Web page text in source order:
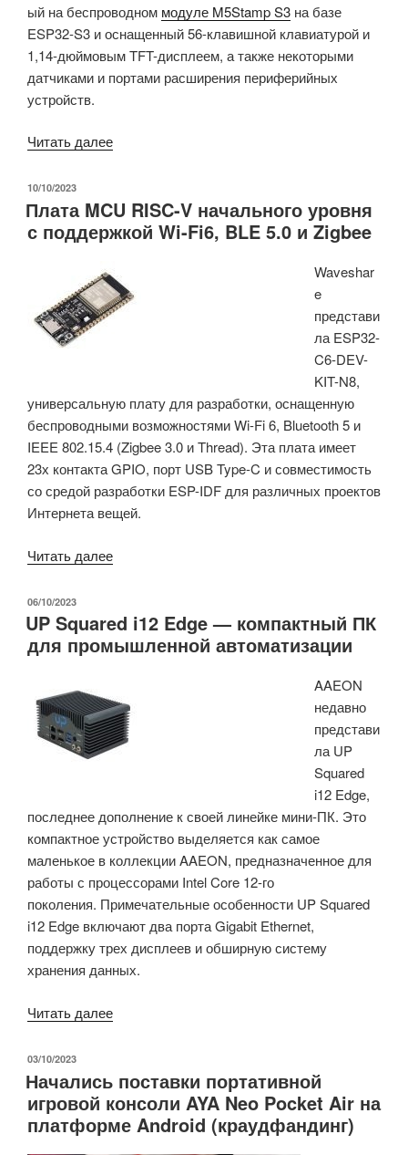
ый на беспроводном модуле M5Stamp S3 на базе
ESP32-S3 и оснащенный 56-клавишной клавиатурой и
1,14-дюймовым TFT-дисплеем, а также некоторыми
датчиками и портами расширения периферийных
устройств.
Читать далее«M5Stack
компьютер
ESP32-
размером
с
карту
с
дисплеем
и
клавиатурой.»
ОПУБЛИКОВАНО
10/10/2023
Плата MCU RISC-V начального уровня
с поддержкой Wi-Fi6, BLE 5.0 и Zigbee
Waveshar
e
представи
ла ESP32-
C6-DEV-
KIT-N8,
универсальную плату для разработки, оснащенную
беспроводными возможностями Wi-Fi 6, Bluetooth 5 и
IEEE 802.15.4 (Zigbee 3.0 и Thread). Эта плата имеет
23х контакта GPIO, порт USB Type-C и совместимость
со средой разработки ESP-IDF для различных проектов
Интернета вещей.
Читать далее«Плата
V
начального
поддержкой
Wi-
Fi6,
и
Zigbee»
ОПУБЛИКОВАНО
06/10/2023
UP Squared i12 Edge — компактный ПК
для промышленной автоматизации
AAEON
недавно
представи
ла UP
Squared
i12 Edge,
последнее дополнение к своей линейке мини-ПК. Это
компактное устройство выделяется как самое
маленькое в коллекции AAEON, предназначенное для
работы с процессорами Intel Core 12-го
поколения. Примечательные особенности UP Squared
i12 Edge включают два порта Gigabit Ethernet,
поддержку трех дисплеев и обширную систему
хранения данных.
Читать далее«UP
Edge
—
компактный
ОПУБЛИКОВАНО
03/10/2023
Начались поставки портативной
игровой консоли AYA Neo Pocket Air на
платформе Android (краудфандинг)